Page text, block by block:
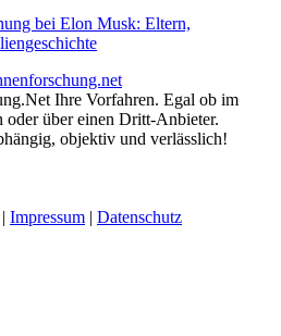
bei Elon Musk: Eltern,
Ihre Vorfahren. Egal ob im
oder über einen Dritt-Anbieter.
objektiv und verlässlich!
Impressum | Datenschutz